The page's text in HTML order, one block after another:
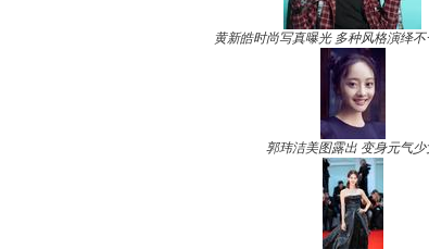
黄新皓时尚写真曝光 多种风格演绎
郭玮洁美图露出 变身元气少